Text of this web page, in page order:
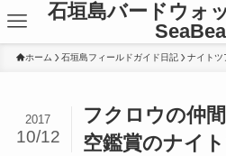
石垣島バードウォ
ホーム 石垣島フィールドガイド日記 ナイトツ
フクロウの仲
空鑑賞のナイ
2017
10/12